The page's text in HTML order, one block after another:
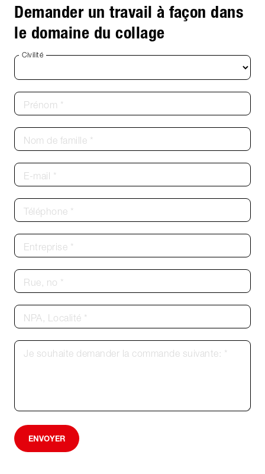
Demander un travail à façon dans
le domaine du collage
Civilité
Prénom *
Nom de famille *
E-mail *
Téléphone *
Entreprise *
Rue, no *
NPA, Localité *
Je souhaite demander la commande suivante: *
ENVOYER